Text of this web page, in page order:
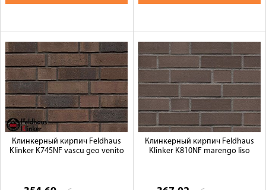
Клинкерный кирпич Feldhaus
Klinker K745NF vascu geo venito
Клинкерный кирпич Feldhaus
Klinker K810NF marengo liso